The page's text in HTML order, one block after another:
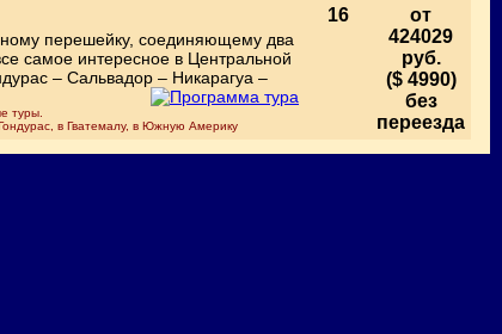
перешейку, соединяющему два
самое интересное в Центральной
– Сальвадор – Никарагуа –
туры.
в Гватемалу, в Южную Америку
16
от
424029
руб.
($ 4990)
без
переезда